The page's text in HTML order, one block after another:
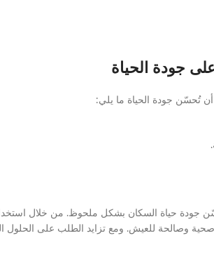
على جودة الحياة
أن تُحسّن جودة الحياة ما يلي:
جودة حياة السكان بشكل ملحوظ. من خلال
وصالحة للعيش. ومع تزايد الطلب على الحلول